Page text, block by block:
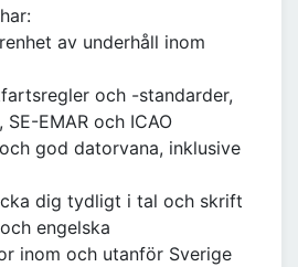
av underhåll inom
och -standarder,
EMAR och ICAO
god datorvana, inklusive
dig tydligt i tal och skrift
engelska
inom och utanför Sverige